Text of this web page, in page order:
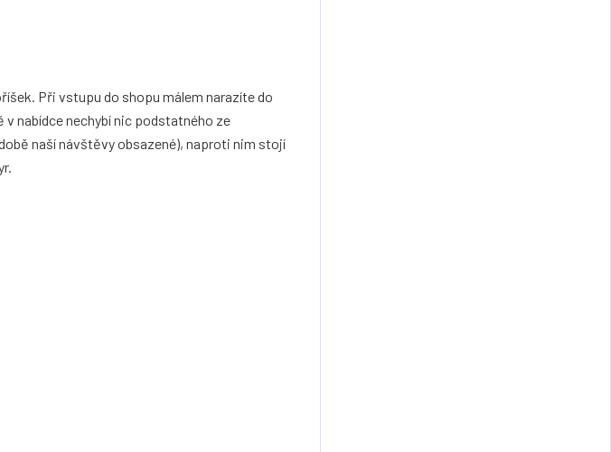
Při vstupu do shopu málem narazíte do
nabídce nechybí nic podstatného ze
naší návštěvy obsazené), naproti nim stojí